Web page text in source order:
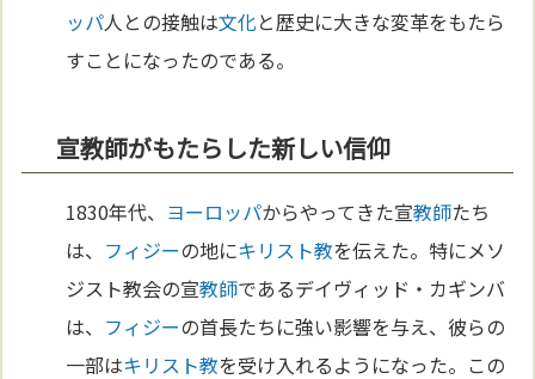
ッパ人との接触は文化と歴史に大きな変革をもたら
すことになったのである。
宣教師がもたらした新しい信仰
1830年代、 ヨーロッパからやってきた宣教師たち
は、 フィジーの地にキリスト教を伝えた。特にメソ
ジスト教会の宣教師であるデイヴィッド・カギンバ
は、 フィジーの首長たちに強い影響を与え、彼らの
一部はキリスト教を受け入れるようになった。この